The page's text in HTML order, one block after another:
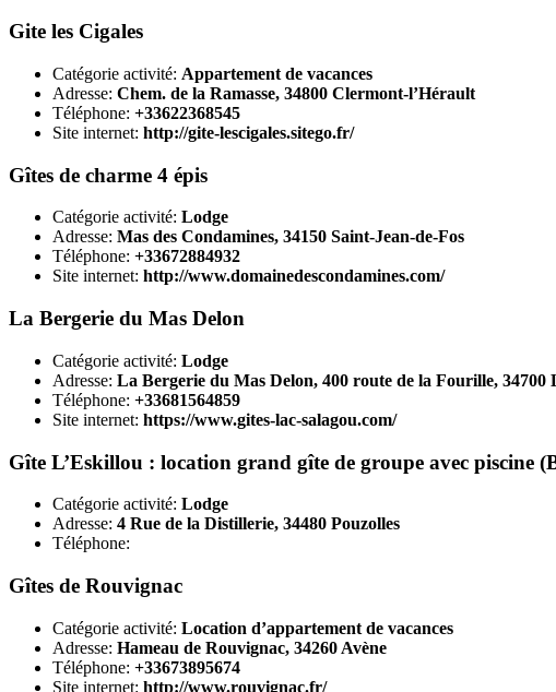
Gite les Cigales
Catégorie activité: Appartement de vacances
Adresse: Chem. de la Ramasse, 34800 Clermont-l’Hérault
Téléphone: +33622368545
Site internet: http://gite-lescigales.sitego.fr/
Gîtes de charme 4 épis
Catégorie activité: Lodge
Adresse: Mas des Condamines, 34150 Saint-Jean-de-Fos
Téléphone: +33672884932
Site internet: http://www.domainedescondamines.com/
La Bergerie du Mas Delon
Catégorie activité: Lodge
Adresse: La Bergerie du Mas Delon, 400 route de la Fourille, 34700
Téléphone: +33681564859
Site internet: https://www.gites-lac-salagou.com/
Gîte L’Eskillou : location grand gîte de groupe avec piscine
Catégorie activité: Lodge
Adresse: 4 Rue de la Distillerie, 34480 Pouzolles
Téléphone:
Gîtes de Rouvignac
Catégorie activité: Location d’appartement de vacances
Adresse: Hameau de Rouvignac, 34260 Avène
Téléphone: +33673895674
Site internet: http://www.rouvignac.fr/